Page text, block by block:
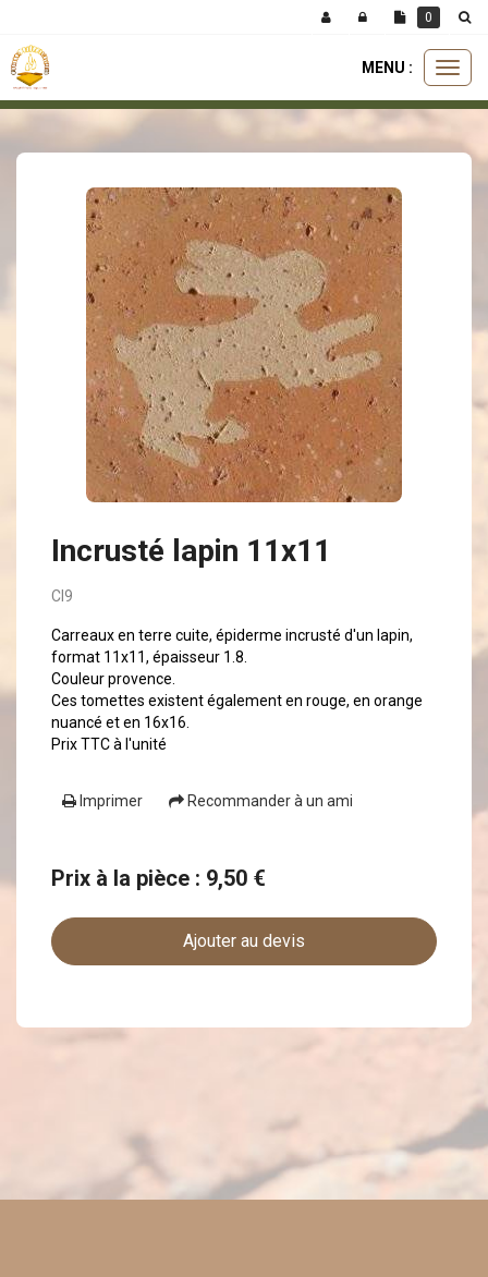
MENU :
carreaux
Incrusté lapin 11x11
CI9
Carreaux en terre cuite, épiderme incrusté d'un lapin,
format 11x11, épaisseur 1.8.
Couleur provence.
Ces tomettes existent également en rouge, en orange
nuancé et en 16x16.
Prix TTC à l'unité
Imprimer Recommander à un ami
Prix à la pièce : 9,50 €
Ajouter au devis
0